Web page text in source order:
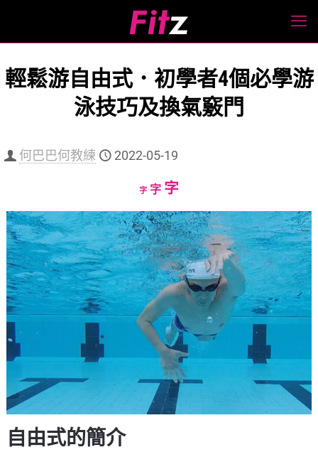
輕鬆游自由式．初學者4個必學游
泳技巧及換氣竅門
何巴巴何教練 2022-05-19
字Decrease
size.
字Reset
size.
字Increase
size.
自由式的簡介